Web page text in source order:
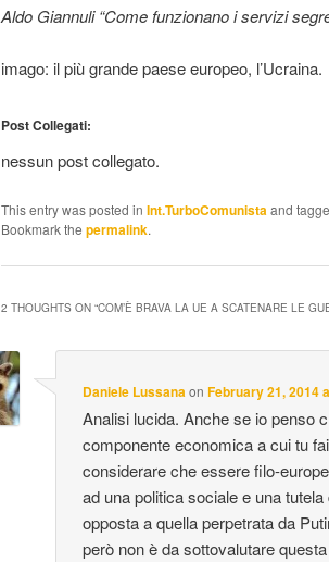
Aldo Giannuli “Come funzionano i servizi
imago: il più grande paese europeo, l’Ucraina.
Post Collegati:
nessun post collegato.
This entry was posted in Int.TurboComunistaand
Bookmark the permalink.
2 THOUGHTS ON “COM’È BRAVA LA UE A SCATENARE LE
Daniele LussanaonFebruary 21, 2014
Analisi lucida. Anche se io penso
componente economica a cui tu
considerare che essere filo-
ad una politica sociale e una
opposta a quella perpetrata da
però non è da sottovalutare